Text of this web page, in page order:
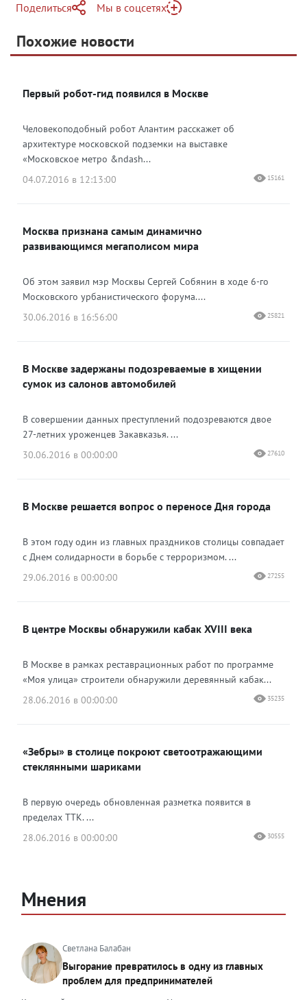
Поделиться
Telegram
Одноклассники
Мы в соцсетях
Яндекс Дзен
Похожие новости
Первый робот-гид появился в Москве
Человекоподобный робот Алантим расскажет об
архитектуре московской подземки на выставке
«Московское метро &ndash...
04.07.2016 в 12:13:00
15161
Москва признана самым динамично
развивающимся мегаполисом мира
Об этом заявил мэр Москвы Сергей Собянин в ходе 6-го
Московского урбанистического форума....
30.06.2016 в 16:56:00
25821
В Москве задержаны подозреваемые в хищении
сумок из салонов автомобилей
В совершении данных преступлений подозреваются двое
27-летних уроженцев Закавказья. ...
30.06.2016 в 00:00:00
27610
В Москве решается вопрос о переносе Дня города
В этом году один из главных праздников столицы совпадает
с Днем солидарности в борьбе с терроризмом. ...
29.06.2016 в 00:00:00
27255
В центре Москвы обнаружили кабак XVIII века
В Москве в рамках реставрационных работ по программе
«Моя улица» строители обнаружили деревянный кабак...
28.06.2016 в 00:00:00
35235
«Зебры» в столице покроют светоотражающими
стеклянными шариками
В первую очередь обновленная разметка появится в
пределах ТТК. ...
28.06.2016 в 00:00:00
30555
Мнения
Светлана Балабан
Выгорание превратилось в одну из главных
проблем для предпринимателей